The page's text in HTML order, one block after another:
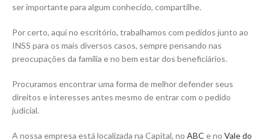
ser importante para algum conhecido, compartilhe.
Por certo, aqui no escritório, trabalhamos com pedidos junto ao
INSS para os mais diversos casos, sempre pensando nas
preocupações da família e no bem estar dos beneficiários.
Procuramos encontrar uma forma de melhor defender seus
direitos e interesses antes mesmo de entrar com o pedido
judicial.
A nossa empresa está localizada na Capital, no ABC e no Vale do